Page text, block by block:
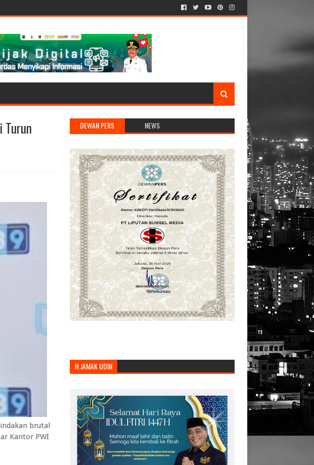
Turun
brutal
Kantor PWI
DEWAN PERS NEWS
H.JAMAK UDIN